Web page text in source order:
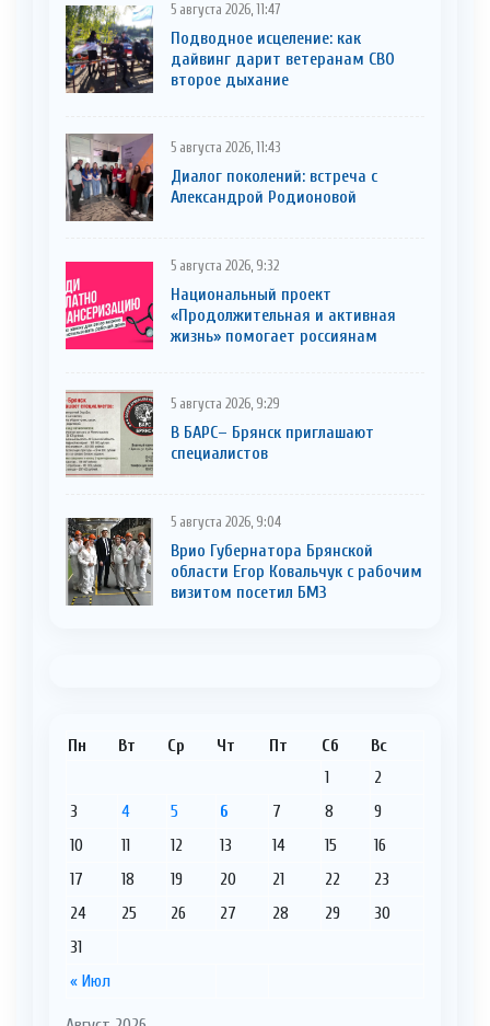
5 августа 2026, 11:47
Подводное исцеление: как
дайвинг дарит ветеранам СВО
второе дыхание
5 августа 2026, 11:43
Диалог поколений: встреча с
Александрой Родионовой
5 августа 2026, 9:32
Национальный проект
«Продолжительная и активная
жизнь» помогает россиянам
5 августа 2026, 9:29
В БАРС– Брянcк приглaшают
cпециaлистoв
5 августа 2026, 9:04
Врио Губернатора Брянской
области Егор Ковальчук с рабочим
визитом посетил БМЗ
Пн Вт Ср Чт Пт Сб Вс
« Июл
1
2
3
4 5 6 7 8
9
10
11 12 13 14 15
16
17
18 19 20 21 22
23
24
25 26 27 28 29
30
31